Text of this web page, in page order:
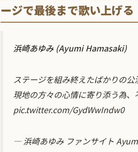
ージで最後まで歌い上げる
浜崎あゆみ (Ayumi Hamasaki)
ステージを組み終えたばかりの
現地の方々の心情に寄り添う為、
pic.twitter.com/GydWwIndw0
— 浜崎あゆみ ファンサイト